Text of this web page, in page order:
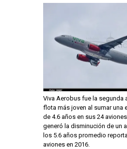
Viva Aerobus fue la segunda
flota más joven al sumar una
de 4.6 años en sus 24
generó la disminución de un
los 5.6 años promedio
aviones en 2016.